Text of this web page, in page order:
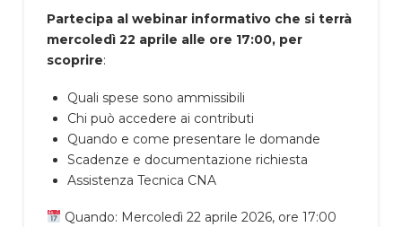
Partecipa al webinar informativo che si terrà
mercoledì 22 aprile alle ore 17:00, per
scoprire:
Quali spese sono ammissibili
Chi può accedere ai contributi
Quando e come presentare le domande
Scadenze e documentazione richiesta
Assistenza Tecnica CNA
Quando: Mercoledì 22 aprile 2026, ore 17:00